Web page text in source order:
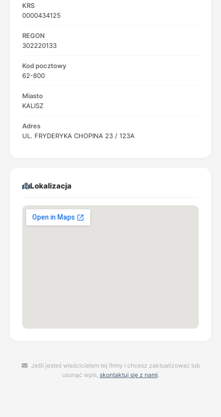
KRS
0000434125
REGON
302220133
Kod pocztowy
62-800
Miasto
KALISZ
Adres
UL. FRYDERYKA CHOPINA 23 / 123A
Lokalizacja
Jeśli jesteś właścicielem tej firmy i chcesz zaktualizować lub
usunąć wpis, skontaktuj się z nami.